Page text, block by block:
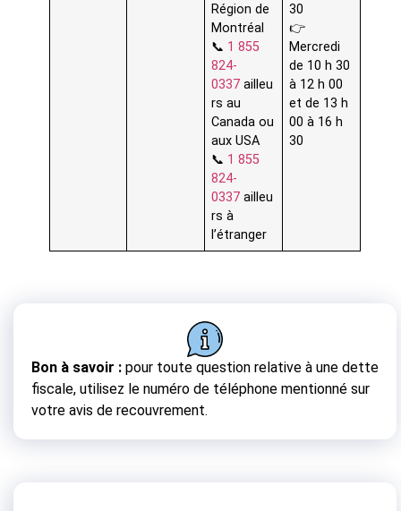
Région de
Montréal
📞 1 855
824-
0337 ailleu
rs au
Canada ou
aux USA
📞 1 855
824-
0337 ailleu
rs à
l’étranger
30
👉
Mercredi
de 10 h 30
à 12 h 00
et de 13 h
00 à 16 h
30
Bon à savoir : pour toute question relative à une dette
fiscale, utilisez le numéro de téléphone mentionné sur
votre avis de recouvrement.